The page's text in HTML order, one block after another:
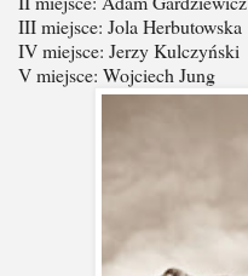
III miejsce: Jola Herbutowska
IV miejsce: Jerzy Kulczyński
V miejsce: Wojciech Jung